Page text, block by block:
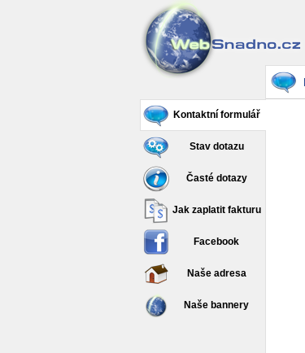
Kontaktní formulář
Stav dotazu
Časté dotazy
Jak zaplatit fakturu
Facebook
Naše adresa
Naše bannery